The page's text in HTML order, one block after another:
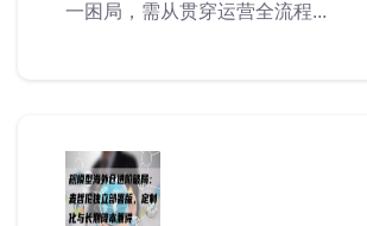
一困局，需从贯穿运营全流程...